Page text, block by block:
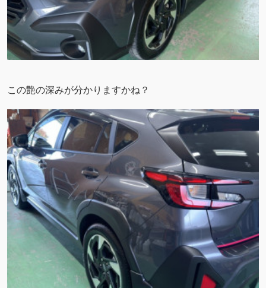
この艶の深みが分かりますかね？